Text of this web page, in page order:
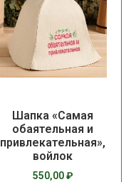
Шапка «Самая
обаятельная и
привлекательная»,
войлок
550,00₽